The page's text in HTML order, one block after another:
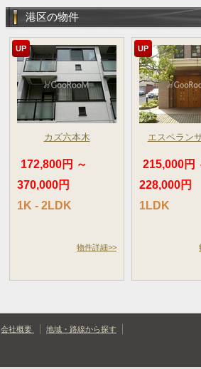
港区の物件
UP
カズ六本木
172,800円 ～
370,000円
1K - 2LDK
物件詳細>>
UP
エスペラン
215,000円
228,000円
1LDK
会社概要 地域・路線から探す